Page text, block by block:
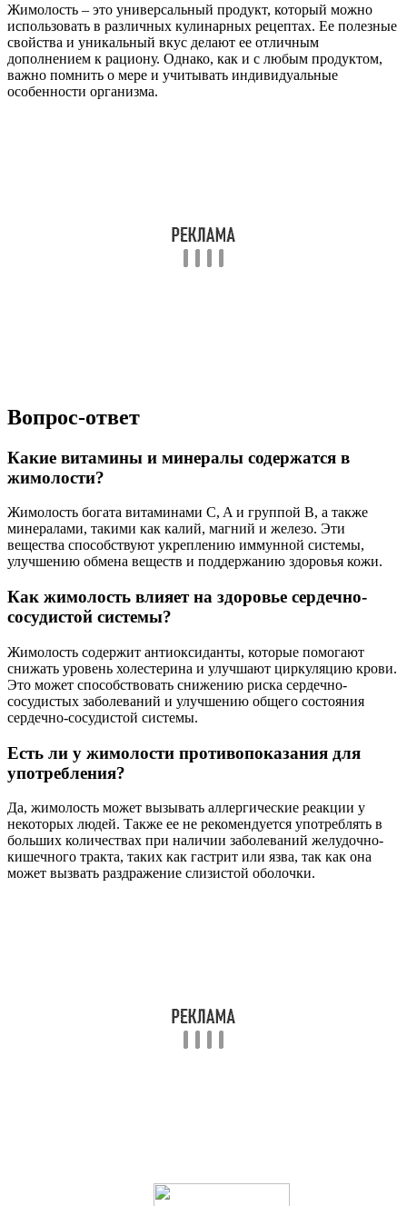
Жимолость – это универсальный продукт, который можно
использовать в различных кулинарных рецептах. Ее полезные
свойства и уникальный вкус делают ее отличным
дополнением к рациону. Однако, как и с любым продуктом,
важно помнить о мере и учитывать индивидуальные
особенности организма.
Вопрос-ответ
Какие витамины и минералы содержатся в
жимолости?
Жимолость богата витаминами C, A и группой B, а также
минералами, такими как калий, магний и железо. Эти
вещества способствуют укреплению иммунной системы,
улучшению обмена веществ и поддержанию здоровья кожи.
Как жимолость влияет на здоровье сердечно-
сосудистой системы?
Жимолость содержит антиоксиданты, которые помогают
снижать уровень холестерина и улучшают циркуляцию крови.
Это может способствовать снижению риска сердечно-
сосудистых заболеваний и улучшению общего состояния
сердечно-сосудистой системы.
Есть ли у жимолости противопоказания для
употребления?
Да, жимолость может вызывать аллергические реакции у
некоторых людей. Также ее не рекомендуется употреблять в
больших количествах при наличии заболеваний желудочно-
кишечного тракта, таких как гастрит или язва, так как она
может вызвать раздражение слизистой оболочки.